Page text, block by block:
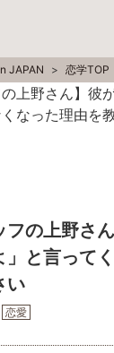
JAPAN 恋学TOP
フの上野さ
」と言って
い
恋愛